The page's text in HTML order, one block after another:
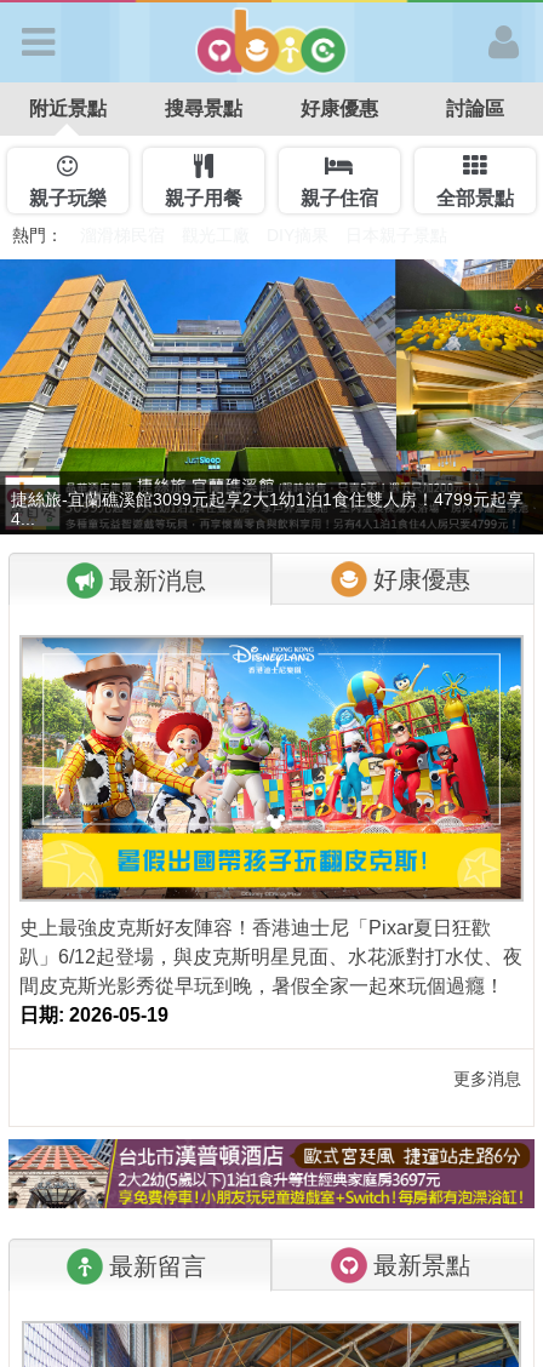
APP登入
首 頁
搜尋景點
好康優惠
最新消息
最新留言
商家合作
推薦景點
討論區
聯絡我們
APP下載
附近景點 搜尋景點 好康優惠 討論區
親子玩樂 親子用餐 親子住宿 全部景點
熱門：
特色遊戲場
親子住房優惠 台北親子餐廳 溫泉泡湯SPA
贈九族文化村門票2張(總價值1100元*2)！4099元享日月潭經典大飯
店...
捷絲旅-宜蘭礁溪館3099元起享2大1幼1泊1食住雙人房！4799元起享
4...
最新消息 好康優惠
史上最強皮克斯好友陣容！香港迪士尼「Pixar夏日狂歡
趴」6/12起登場，與皮克斯明星見面、水花派對打水仗、夜
間皮克斯光影秀從早玩到晚，暑假全家一起來玩個過癮！
日期: 2026-05-19
更多消息
最新留言 最新景點